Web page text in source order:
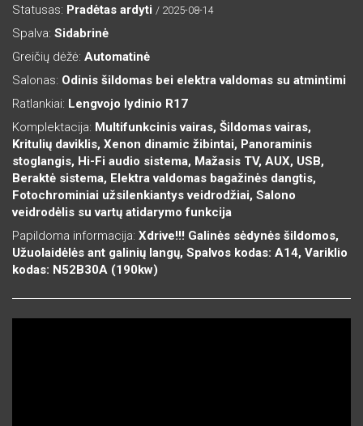
Statusas: Pradėtas ardyti / 2025-08-14
Spalva: Sidabrinė
Greičių dėžė: Automatinė
Salonas: Odinis šildomas bei elektra valdomas su atmintimi
Ratlankiai: Lengvojo lydinio R17
Komplektacija: Multifunkcinis vairas, Šildomas vairas,
Kritulių daviklis, Xenon dinamic žibintai, Panoraminis
stoglangis, Hi-Fi audio sistema, Mažasis TV, AUX, USB,
Beraktė sistema, Elektra valdomas bagažinės dangtis,
Fotochrominiai užsilenkiantys veidrodžiai, Salono
veidrodėlis su vartų atidarymo funkcija
Papildoma informacija: Xdrive!!! Galinės sėdynės šildomos,
Užuolaidėlės ant galinių langų, Spalvos kodas: A14, Variklio
kodas: N52B30A (190kw)